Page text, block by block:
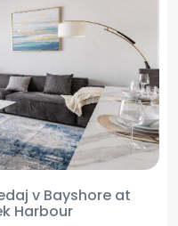
v Bayshore at
Harbour